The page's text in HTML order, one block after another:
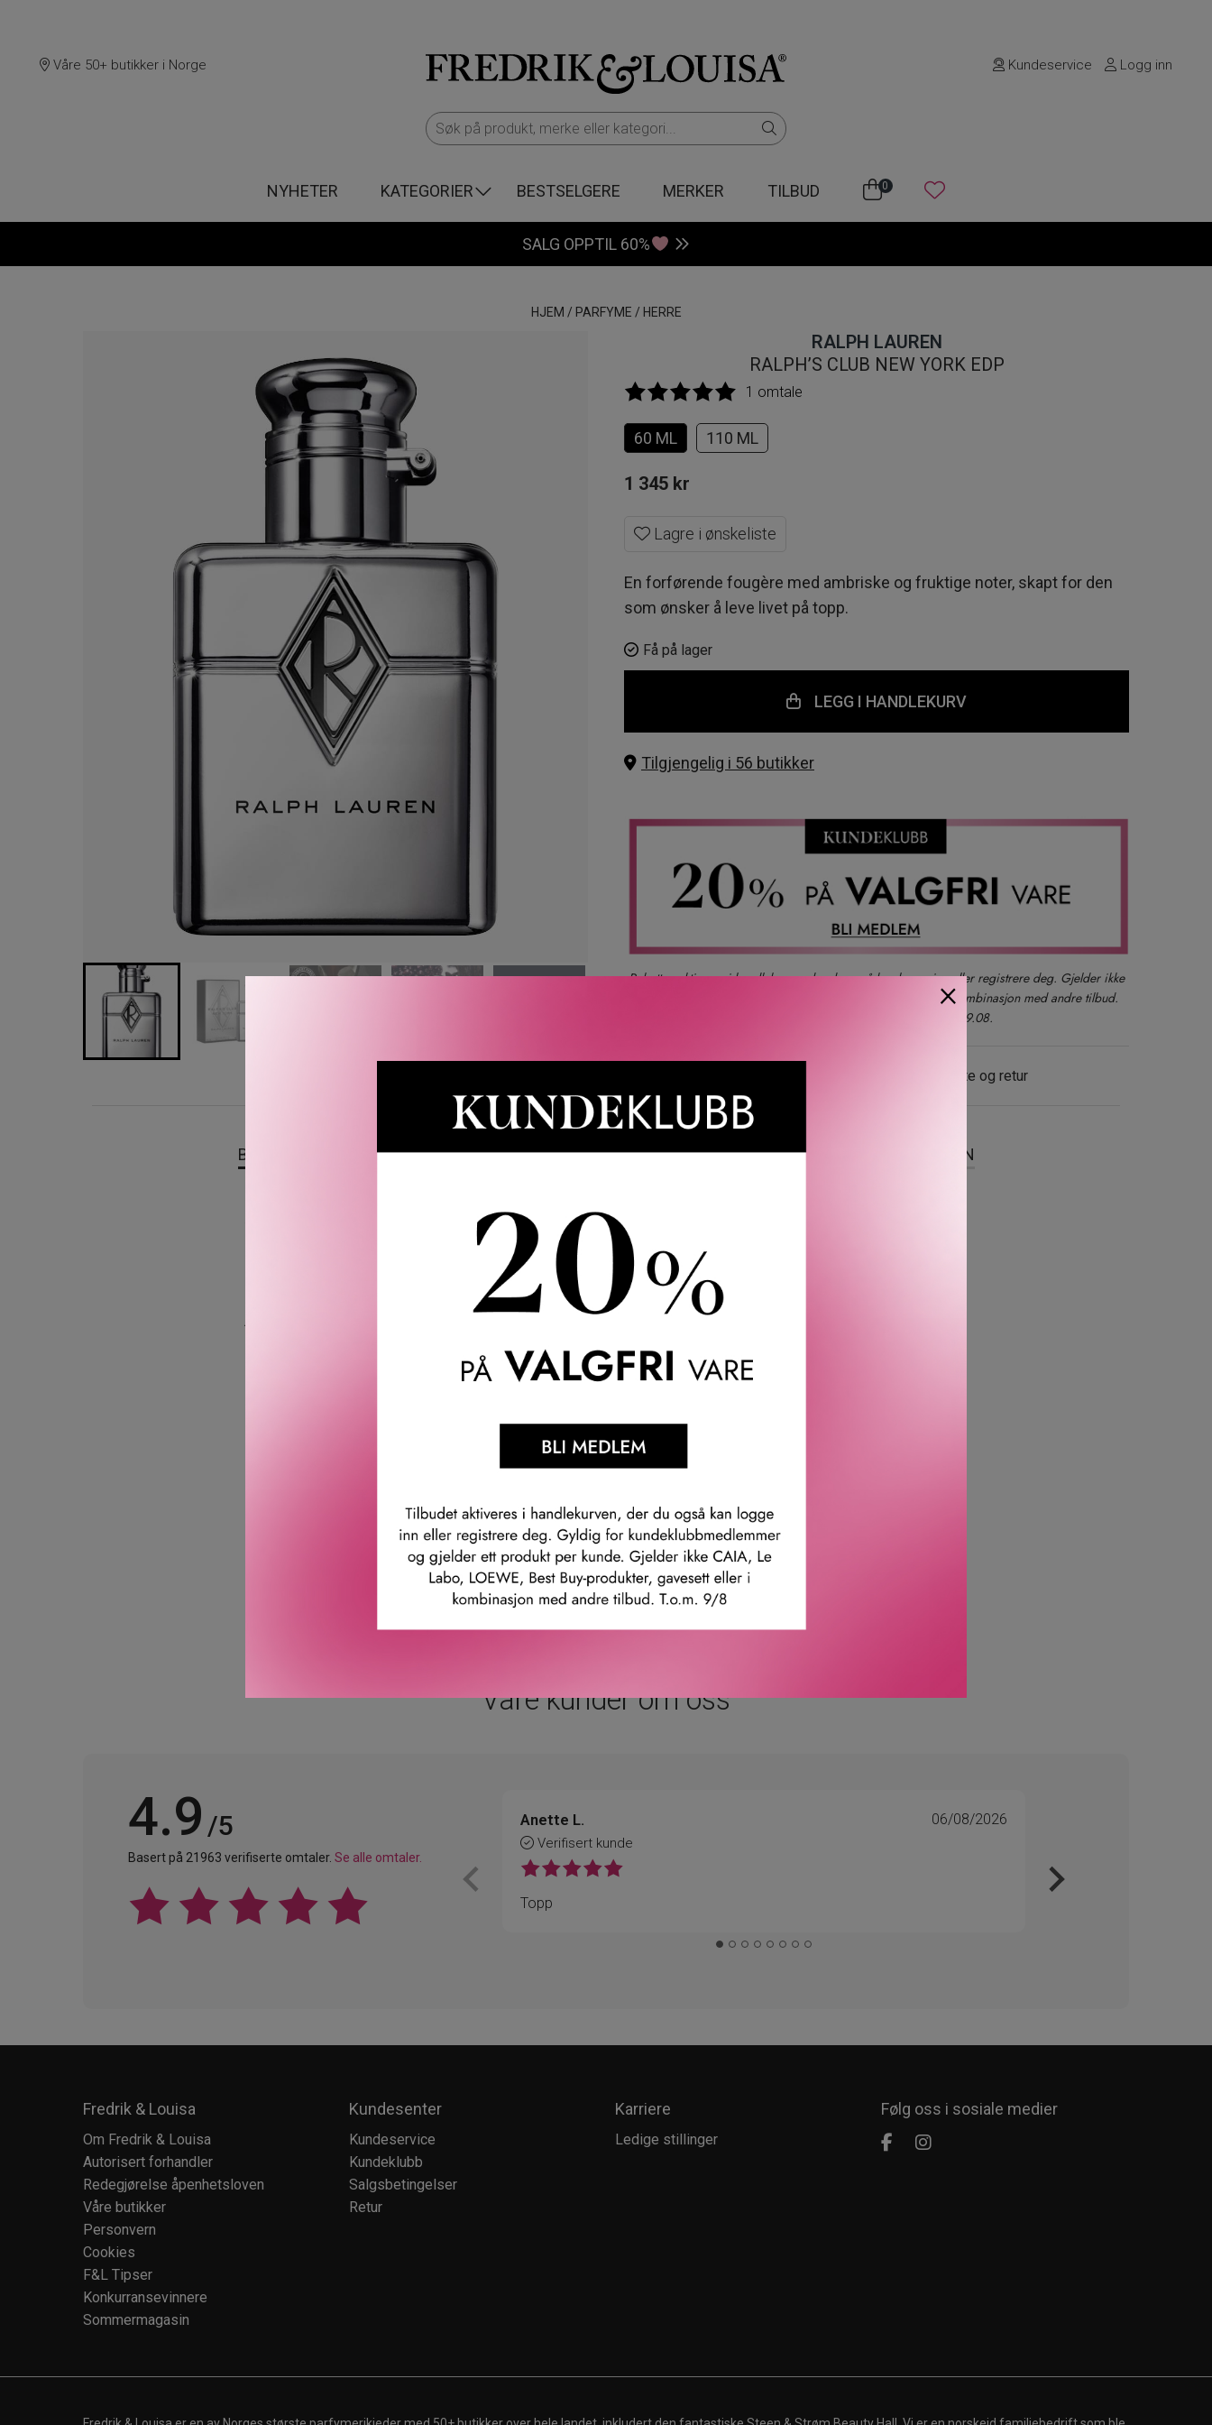
Våre 50+ butikker i Norge Kundeservice Logg inn
NYHETER KATEGORIER BESTSELGERE MERKER TILBUD 0
SALG OPPTIL 60%
HJEM / PARFYME / HERRE
RALPH LAUREN
RALPH’S CLUB NEW YORK EDP
1 omtale
60 ML 110 ML
1 345 kr
Lagre i ønskeliste
En forførende fougère med ambriske og fruktige noter, skapt for den
som ønsker å leve livet på topp.
Få på lager
LEGG I HANDLEKURV
Tilgjengelig i 56 butikker
Rabatten aktiveres i handlekurven der du også kan logge inn eller registrere deg. Gjelder ikke
CAIA, Le Labo, LOEWE, Best Buy-produkter, gavesett eller i kombinasjon med andre tilbud.
Gjelder kun ett kjøp per kunde t.o.m. 09.08.
Gratis bytte og retur
BESKRIVELSE OMTALER SPØRSMÅL & SVAR SLIK GJØR DU INGREDIENSER OM MERKEVAREN
York – en forførende fougère med ambriske og fruktige noter, skapt for den som ønsker å leve livet på topp.
Duftreisen starter med en livlig og frisk eksplosjon av saftig solbær, strålende bergamott og solmoden italiensk
mandarin. I hjertet møtes aromatisk lavendel og karismatisk geranium, hvis eleganse løftes av den myke,
sensuelle varmen fra sandeltre. Basen er en luksuriøs kombinasjon av fyldig bourbonvanilje, balsamisk gran og
jordaktig eikemose – en fløyelsmyk avslutning som etterlater et avhengighetsskapende og uforglemmelig
Duftfamilie: Fougère, Ambrisk, Fruktig.
Toppnoter: Solbær, bergamott og italiensk mandarin.
Bunnoter: Bourbonvanilje, gran og eikemose.
En duft som gjør et varig inntrykk:
Ralph’s Club Eau de Parfum er en opplevelse. Med sin sofistikerte treaktige friskhet og dype karakter speiler den
en mann som verdsetter ekthet, eleganse og de viktigste relasjonene i livet.
Våre kunder om oss
4.9 /5
Basert på 21963 verifiserte omtaler. Se alle omtaler.
Anette L.
Verifisert kunde
06/08/2026
Topp
Fredrik & Louisa
Om Fredrik & Louisa
Autorisert forhandler
Redegjørelse åpenhetsloven
Våre butikker
Personvern
Cookies
F&L Tipser
Konkurransevinnere
Sommermagasin
Kundesenter
Kundeservice
Kundeklubb
Salgsbetingelser
Retur
Karriere
Ledige stillinger
Følg oss i sosiale medier
×